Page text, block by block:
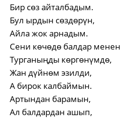
Бир сөз айталбадым.
Бул ырдын сөздөрүн,
Айла жок арнадым.
Сени көчөдө балдар менен
Турганыңды көргөнүмдө,
Жан дүйнөм эзилди,
А бирок калбаймын.
Артындан барамын,
Ал балдардан ашып,